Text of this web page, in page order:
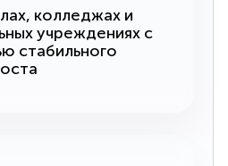
колледжах и
учреждениях с
стабильного